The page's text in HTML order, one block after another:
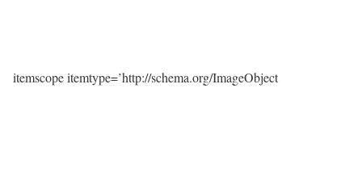
itemscope itemtype=’http://schema.org/ImageObject